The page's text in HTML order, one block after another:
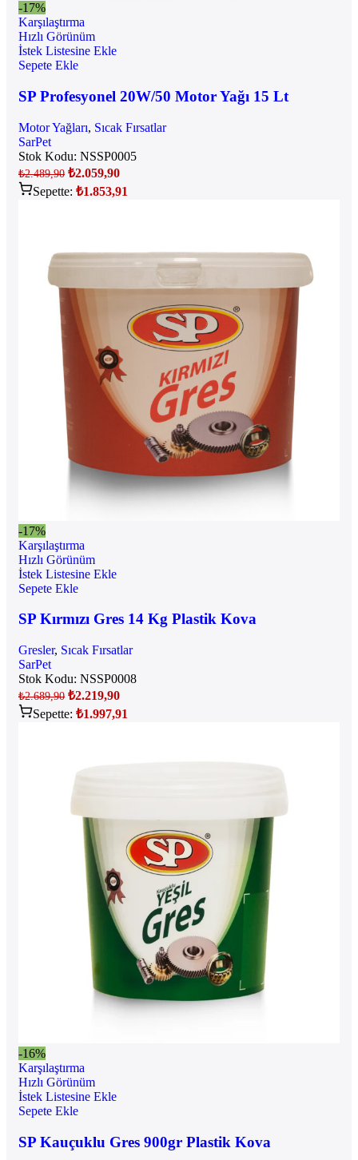
-17%
Karşılaştırma
Hızlı Görünüm
İstek Listesine Ekle
Sepete Ekle
SP Profesyonel 20W/50 Motor Yağı 15 Lt
Motor Yağları, Sıcak Fırsatlar
SarPet
Stok Kodu: NSSP0005
₺2.489,90 ₺2.059,90
Sepette: ₺1.853,91
-17%
Karşılaştırma
Hızlı Görünüm
İstek Listesine Ekle
Sepete Ekle
SP Kırmızı Gres 14 Kg Plastik Kova
Gresler, Sıcak Fırsatlar
SarPet
Stok Kodu: NSSP0008
₺2.689,90 ₺2.219,90
Sepette: ₺1.997,91
-16%
Karşılaştırma
Hızlı Görünüm
İstek Listesine Ekle
Sepete Ekle
SP Kauçuklu Gres 900gr Plastik Kova